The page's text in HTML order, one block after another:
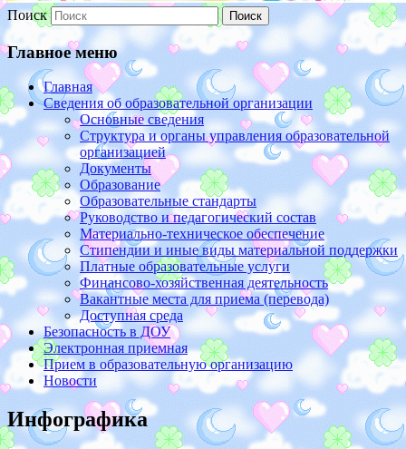
Поиск
Главное меню
Главная
Сведения об образовательной организации
Основные сведения
Структура и органы управления образовательной
организацией
Документы
Образование
Образовательные стандарты
Руководство и педагогический состав
Материально-техническое обеспечение
Стипендии и иные виды материальной поддержки
Платные образовательные услуги
Финансово-хозяйственная деятельность
Вакантные места для приема (перевода)
Доступная среда
Безопасность в ДОУ
Электронная приемная
Прием в образовательную организацию
Новости
Инфографика